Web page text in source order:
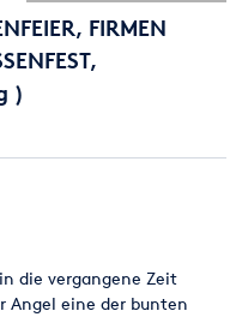
FIRMEN
)
die vergangene Zeit
Angel eine der bunten